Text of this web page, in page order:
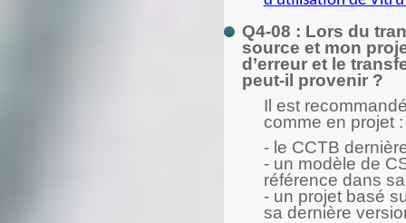
Q4-08 : Lors du
source et mon
d’erreur et le
peut-il provenir ?
Il est
comme en projet :
- le CCTB
- un modèle de
référence dans
- un projet basé
sa dernière